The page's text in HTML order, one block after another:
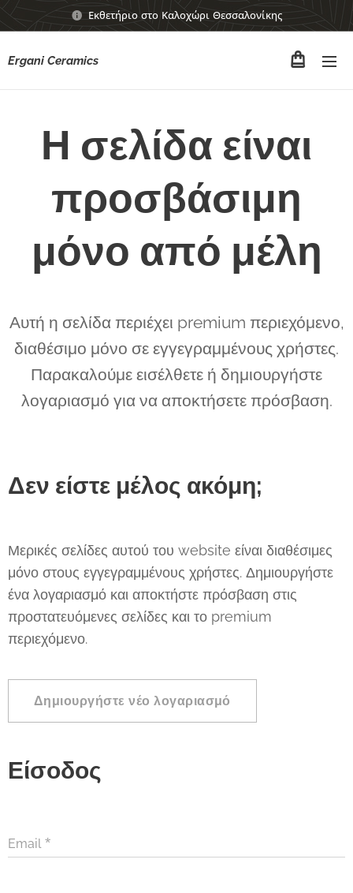
Εκθετήριο στο Καλοχώρι Θεσσαλονίκης
Ergani Ceramics
Η σελίδα είναι
προσβάσιμη
μόνο από μέλη
Αυτή η σελίδα περιέχει premium περιεχόμενο,
διαθέσιμο μόνο σε εγγεγραμμένους χρήστες.
Παρακαλούμε εισέλθετε ή δημιουργήστε
λογαριασμό για να αποκτήσετε πρόσβαση.
Δεν είστε μέλος ακόμη;
Μερικές σελίδες αυτού του website είναι διαθέσιμες
μόνο στους εγγεγραμμένους χρήστες. Δημιουργήστε
ένα λογαριασμό και αποκτήστε πρόσβαση στις
προστατευόμενες σελίδες και το premium
περιεχόμενο.
Δημιουργήστε νέο λογαριασμό
Είσοδος
Email